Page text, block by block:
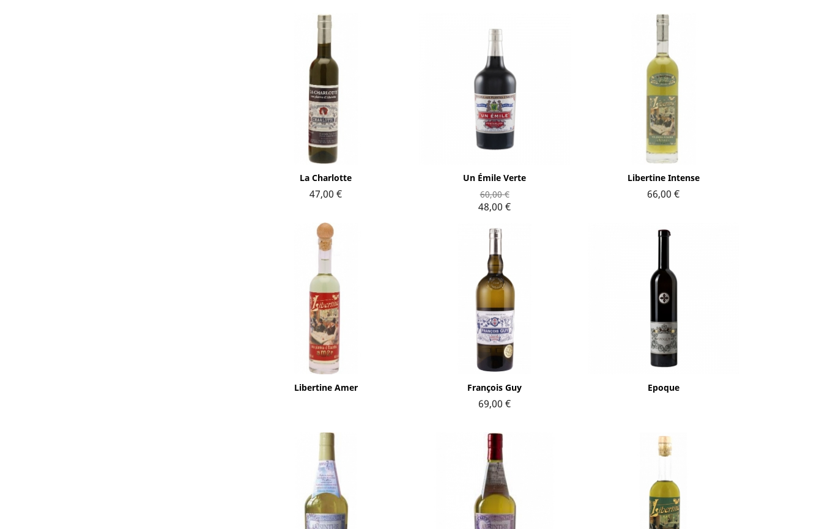
La Charlotte
47,00 €
Aperçu rapide
Un Émile Verte
60,00 €
48,00 €
Aperçu rapide Libertine Intense
66,00 €
Aperçu rapide
Libertine Amer
Aperçu rapide François Guy
69,00 €
Aperçu rapide Epoque
Aperçu rapide